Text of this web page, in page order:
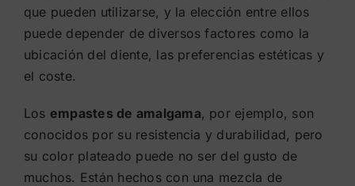
que pueden utilizarse, y la elección entre ellos
puede depender de diversos factores como la
ubicación del diente, las preferencias estéticas y
el coste.
Los empastes de amalgama, por ejemplo, son
conocidos por su resistencia y durabilidad, pero
su color plateado puede no ser del gusto de
muchos. Están hechos con una mezcla de